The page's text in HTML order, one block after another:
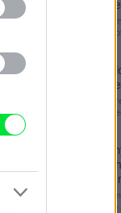
tomto byte stačil
My napríklad labky
pred dvere používame
Re: Takto sa rieši
tomto byte stačil
Dizajn je to nádherný, tá
vyzerajú super. Ale vždy,
Re: Toto je najväčší
a môže vás vyjsť
pred hnitím a
clovek by cakal ze
naparovane aby sa